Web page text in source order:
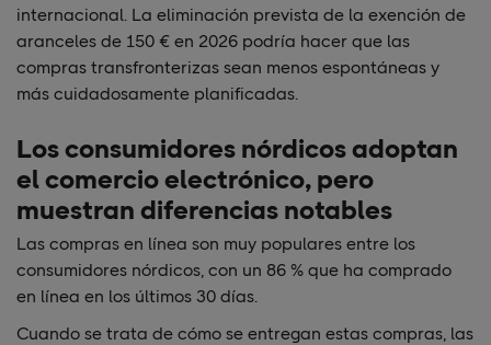
internacional. La eliminación prevista de la exención de
aranceles de 150 € en 2026 podría hacer que las
compras transfronterizas sean menos espontáneas y
más cuidadosamente planificadas.
Los consumidores nórdicos adoptan
el comercio electrónico, pero
muestran diferencias notables
Las compras en línea son muy populares entre los
consumidores nórdicos, con un 86 % que ha comprado
en línea en los últimos 30 días.
Cuando se trata de cómo se entregan estas compras, las